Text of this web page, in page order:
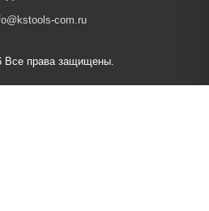
com.ru
Все права защищены.